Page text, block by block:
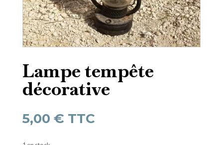
Lampe tempête
décorative
5,00 € TTC